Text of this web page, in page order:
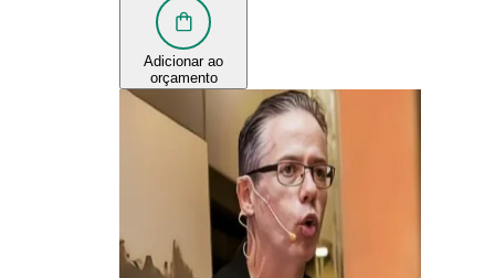
Adicionar ao
orçamento